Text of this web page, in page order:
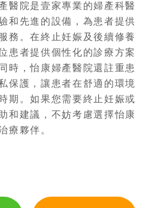
醫院是壹家專業的婦產科醫
和先進的設備，為患者提供
務。在終止妊娠及後續修養
患者提供個性化的診療方案
時，怡康婦產醫院還註重患
保護，讓患者在舒適的環境
期。如果您需要終止妊娠或
和建議，不妨考慮選擇怡康
療夥伴。